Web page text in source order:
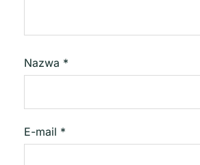
Nazwa *
E-mail *